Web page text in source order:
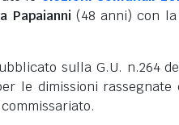
Papaianni (48 anni) con
sulla G.U. n.264
le dimissioni rassegnate